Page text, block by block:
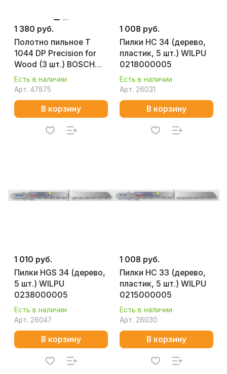
1 380 руб.
Полотно пильное T
1044 DP Precision for
Wood (3 шт.) BOSCH
2608667394
Есть в наличии
Арт. 47875
В корзину
1 008 руб.
Пилки HC 34 (дерево,
пластик, 5 шт.) WILPU
0218000005
Есть в наличии
Арт. 26031
В корзину
1 010 руб.
Пилки HGS 34 (дерево,
5 шт.) WILPU
0238000005
Есть в наличии
Арт. 26047
В корзину
1 008 руб.
Пилки HC 33 (дерево,
пластик, 5 шт.) WILPU
0215000005
Есть в наличии
Арт. 26030
В корзину